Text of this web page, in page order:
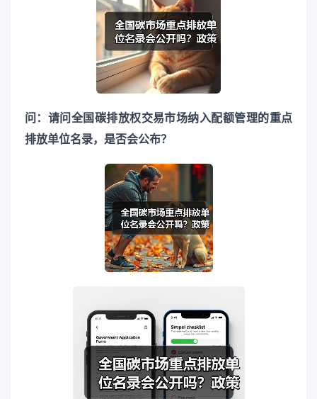
问：请问全国碳排放权交易市场纳入配额管理的重点
排放单位名录，是否会公布？